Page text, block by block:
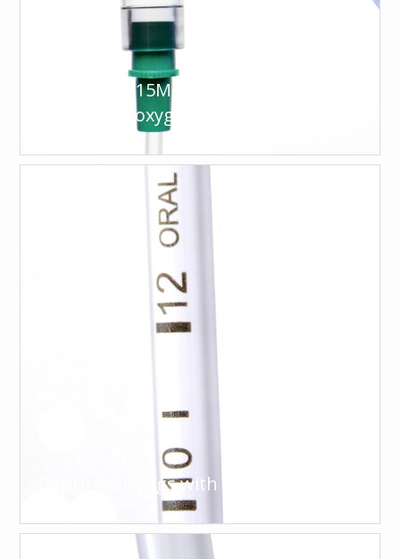
Removable 15M connector for
ventilation/oxygenation
Depth markings with centimeter scale